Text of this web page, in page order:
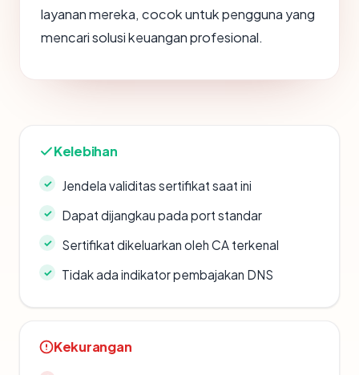
layanan mereka, cocok untuk pengguna yang
mencari solusi keuangan profesional.
Kelebihan
Jendela validitas sertifikat saat ini
Dapat dijangkau pada port standar
Sertifikat dikeluarkan oleh CA terkenal
Tidak ada indikator pembajakan DNS
Kekurangan